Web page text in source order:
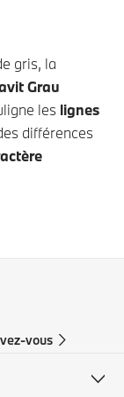
gris, la
Grau
les lignes
différences
vous